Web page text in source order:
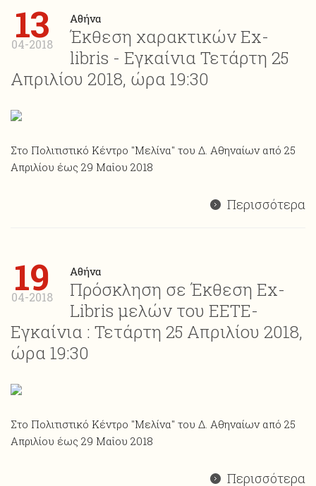
13
04-2018
Αθήνα
Έκθεση χαρακτικών Ex-
libris - Εγκαίνια Τετάρτη 25
Απριλίου 2018, ώρα 19:30
Στο Πολιτιστικό Κέντρο "Μελίνα" του Δ. Αθηναίων από 25
Απριλίου έως 29 Μαΐου 2018
Περισσότερα
19
04-2018
Αθήνα
Πρόσκληση σε Έκθεση Ex-
Libris μελών του ΕΕΤΕ-
Εγκαίνια : Τετάρτη 25 Απριλίου 2018,
ώρα 19:30
Στο Πολιτιστικό Κέντρο "Μελίνα" του Δ. Αθηναίων από 25
Απριλίου έως 29 Μαΐου 2018
Περισσότερα